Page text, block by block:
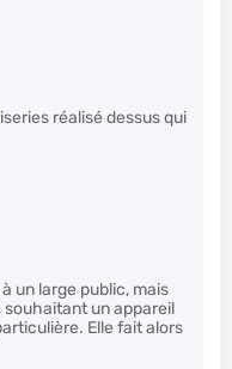
réalisé dessus qui
un large public, mais
un appareil
Elle fait alors